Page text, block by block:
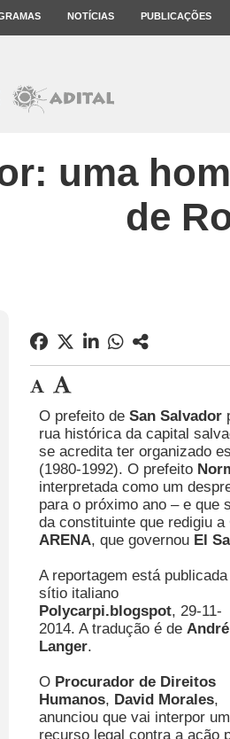
NOTÍCIAS PUBLICAÇÕES
uma
de
O prefeito de San Salvador
rua histórica da capital
se acredita ter organizado
(1980-1992). O prefeito
interpretada como um
para o próximo ano – e que
da constituinte que redigiu
ARENA, que governou El
A reportagem está
sítio italiano
Polycarpi.blogspot, 29-11-
2014. A tradução é de André
Langer.
O Procurador de Direitos
Humanos, David Morales,
anunciou que vai interpor um
recurso legal contra a ação